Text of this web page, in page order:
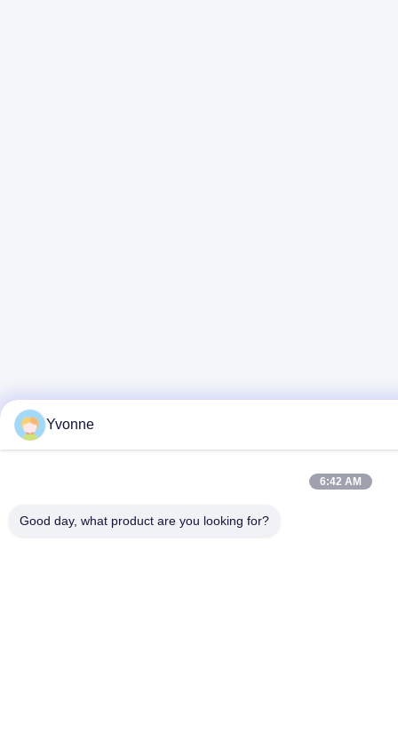
Yvonne
6:42 AM
Good day, what product are you looking for?